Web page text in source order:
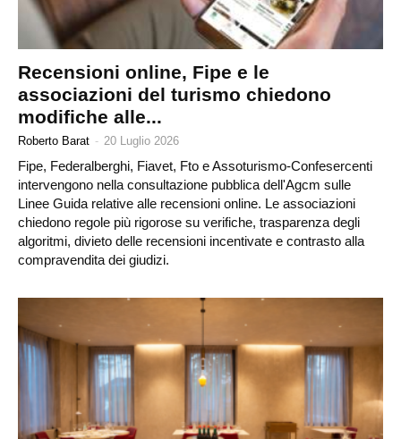
Recensioni online, Fipe e le
associazioni del turismo chiedono
modifiche alle...
Roberto Barat - 20 Luglio 2026
Fipe, Federalberghi, Fiavet, Fto e Assoturismo-Confesercenti
intervengono nella consultazione pubblica dell'Agcm sulle
Linee Guida relative alle recensioni online. Le associazioni
chiedono regole più rigorose su verifiche, trasparenza degli
algoritmi, divieto delle recensioni incentivate e contrasto alla
compravendita dei giudizi.